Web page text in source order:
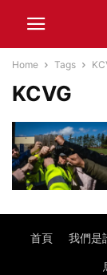
Home Tags
KCVG
首頁 我們是